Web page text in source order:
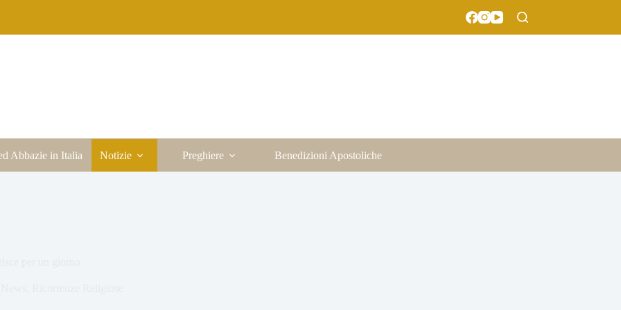
Abbazie in Italia Notizie Preghiere Benedizioni Apostoliche